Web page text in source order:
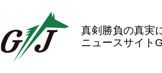
真剣勝負の真実
ニュースサイト